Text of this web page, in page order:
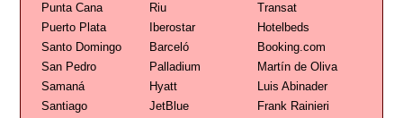
Punta Cana Riu
Transat
Puerto Plata
Iberostar
Hotelbeds
Santo Domingo
Barceló
Booking.com
San Pedro
Palladium
Martín de Oliva
Samaná
Hyatt
Luis Abinader
Santiago
JetBlue Frank Rainieri